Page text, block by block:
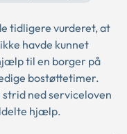
tidligere vurderet, at
havde kunnet
til en borger på
bostøttetimer.
ned serviceloven
hjælp.